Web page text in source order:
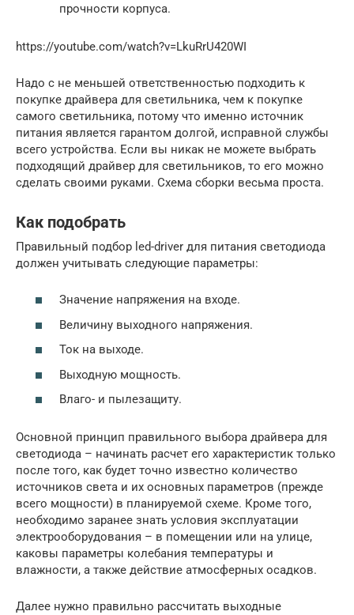
прочности корпуса.
https://youtube.com/watch?v=LkuRrU420WI
Надо с не меньшей ответственностью подходить к
покупке драйвера для светильника, чем к покупке
самого светильника, потому что именно источник
питания является гарантом долгой, исправной службы
всего устройства. Если вы никак не можете выбрать
подходящий драйвер для светильников, то его можно
сделать своими руками. Схема сборки весьма проста.
Как подобрать
Правильный подбор led-driver для питания светодиода
должен учитывать следующие параметры:
Значение напряжения на входе.
Величину выходного напряжения.
Ток на выходе.
Выходную мощность.
Влаго- и пылезащиту.
Основной принцип правильного выбора драйвера для
светодиода – начинать расчет его характеристик только
после того, как будет точно известно количество
источников света и их основных параметров (прежде
всего мощности) в планируемой схеме. Кроме того,
необходимо заранее знать условия эксплуатации
электрооборудования – в помещении или на улице,
каковы параметры колебания температуры и
влажности, а также действие атмосферных осадков.
Далее нужно правильно рассчитать выходные